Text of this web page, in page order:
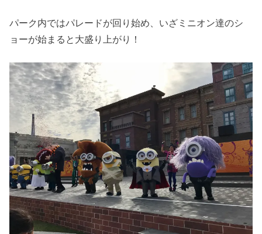
パーク内ではパレードが回り始め、いざミニオン達のシ
ョーが始まると大盛り上がり！